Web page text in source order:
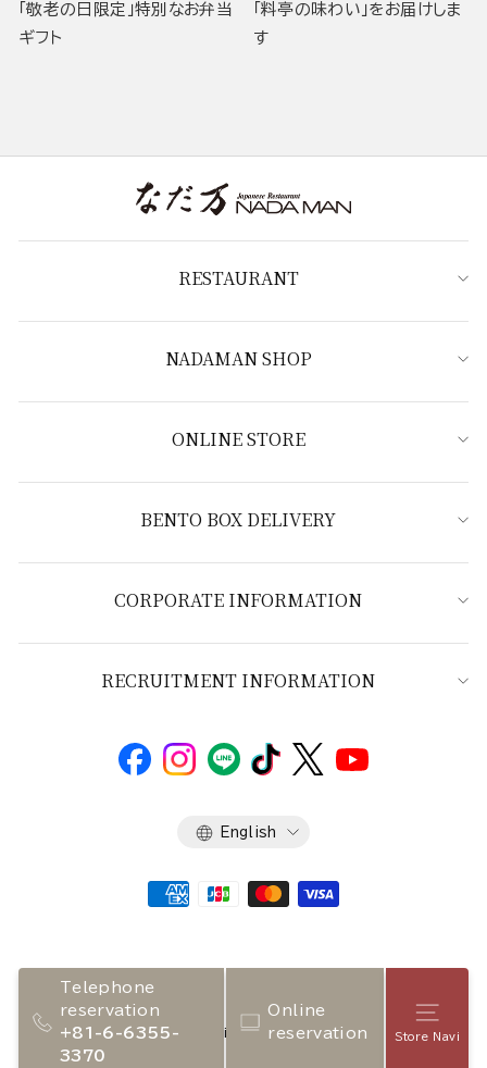
Telephone
reservation
+81-6-6355-
3370
Online
reservation
Store Navi
「敬老の日限定」特別なお弁当
ギフト
「料亭の味わい」をお届けしま
す
RESTAURANT
NADAMAN SHOP
ONLINE STORE
BENTO BOX DELIVERY
CORPORATE INFORMATION
RECRUITMENT INFORMATION
Language
English
Copyright 2026 NADAMAN inc.